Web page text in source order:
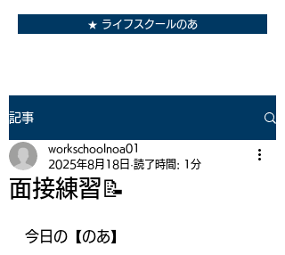
★ ライフスクールのあ
記事
面接練習📝
workschoolnoa01
2025年8月18日 読了時間: 1分
今日の【のあ】